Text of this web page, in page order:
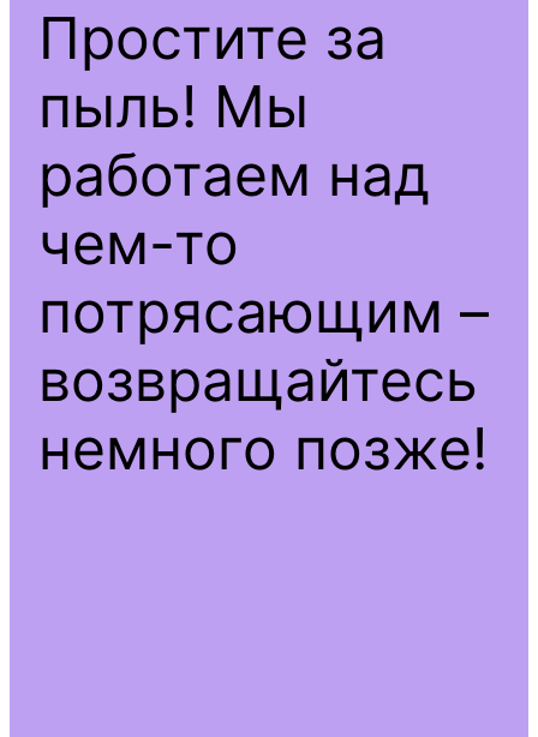
Простите за
пыль! Мы
работаем над
чем-то
потрясающим –
возвращайтесь
немного позже!